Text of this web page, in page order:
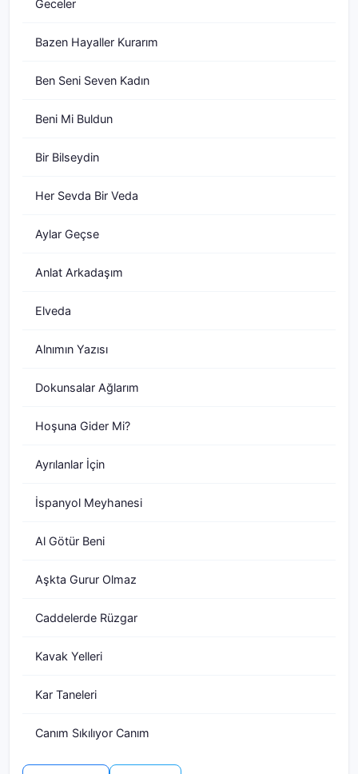
Geceler
Bazen Hayaller Kurarım
Ben Seni Seven Kadın
Beni Mi Buldun
Bir Bilseydin
Her Sevda Bir Veda
Aylar Geçse
Anlat Arkadaşım
Elveda
Alnımın Yazısı
Dokunsalar Ağlarım
Hoşuna Gider Mi?
Ayrılanlar İçin
İspanyol Meyhanesi
Al Götür Beni
Aşkta Gurur Olmaz
Caddelerde Rüzgar
Kavak Yelleri
Kar Taneleri
Canım Sıkılıyor Canım